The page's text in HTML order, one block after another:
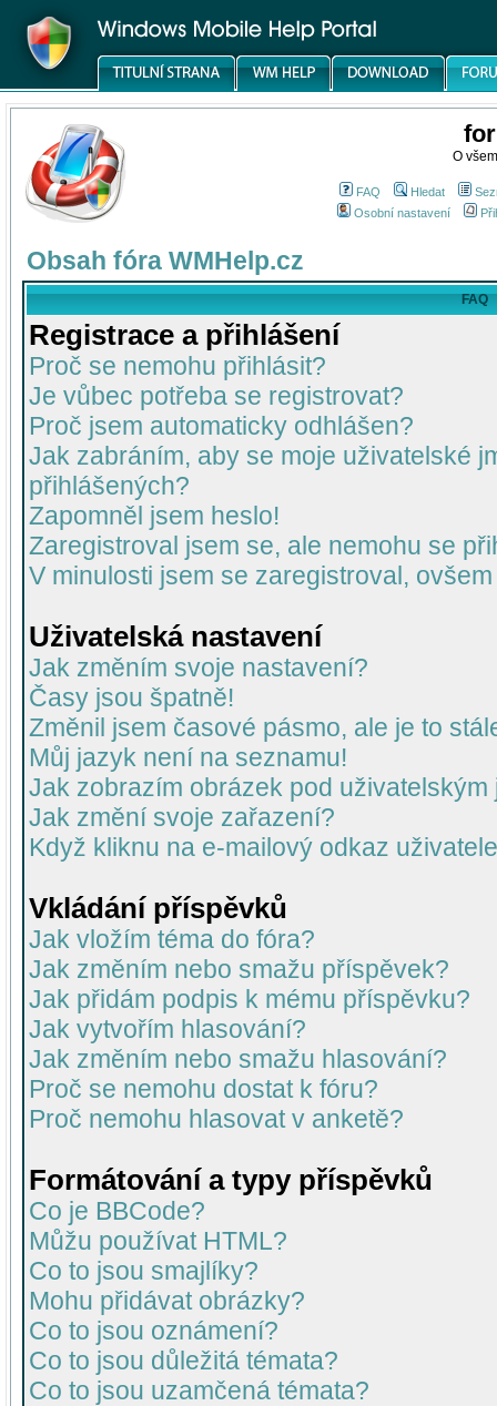
O
FAQ Hledat
Osobní nastavení
Obsah fóra WMHelp.cz
FAQ
Registrace a přihlášení
Proč se nemohu přihlásit?
Je vůbec potřeba se registrovat?
Proč jsem automaticky odhlášen?
Jak zabráním, aby se moje uživatelské
přihlášených?
Zapomněl jsem heslo!
Zaregistroval jsem se, ale nemohu se
V minulosti jsem se zaregistroval,
Uživatelská nastavení
Jak změním svoje nastavení?
Časy jsou špatně!
Změnil jsem časové pásmo, ale je to
Můj jazyk není na seznamu!
Jak zobrazím obrázek pod uživatelským
Jak změní svoje zařazení?
Když kliknu na e-mailový odkaz
Vkládání příspěvků
Jak vložím téma do fóra?
Jak změním nebo smažu příspěvek?
Jak přidám podpis k mému příspěvku?
Jak vytvořím hlasování?
Jak změním nebo smažu hlasování?
Proč se nemohu dostat k fóru?
Proč nemohu hlasovat v anketě?
Formátování a typy příspěvků
Co je BBCode?
Můžu používat HTML?
Co to jsou smajlíky?
Mohu přidávat obrázky?
Co to jsou oznámení?
Co to jsou důležitá témata?
Co to jsou uzamčená témata?